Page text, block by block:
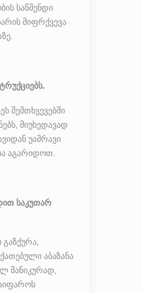
საწმენდი
მიფრქვევა
შემთხვევებში
მიუხედავად
უამრავი
აგარიდოთ.
საკუთარ
აბაზანა
მანიკურად,